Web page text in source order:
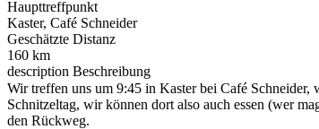
Haupttreffpunkt
Kaster, Café Schneider
Geschätzte Distanz
160 km
description Beschreibung
Wir treffen uns um 9:45 in Kaster bei Café
Schnitzeltag, wir können dort also auch essen (wer
den Rückweg.